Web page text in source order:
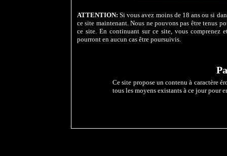
ATTENTION: Si vous avez moins de 18 ans ou si
ce site maintenant. Nous ne pouvons pas être tenus
ce site. En continuant sur ce site, vous comprenez
pourront en aucun cas être poursuivis.
Ce site propose un contenu à caractère
tous les moyens existants à ce jour pour